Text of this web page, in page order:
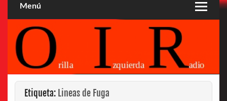
Menú
Etiqueta: Lineas de Fuga